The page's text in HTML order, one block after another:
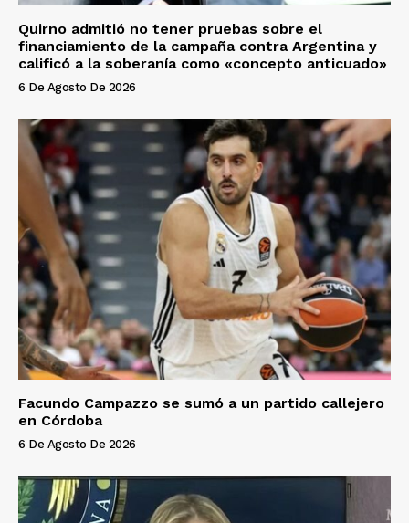
Quirno admitió no tener pruebas sobre el
financiamiento de la campaña contra Argentina y
calificó a la soberanía como «concepto anticuado»
6 De Agosto De 2026
Facundo Campazzo se sumó a un partido callejero
en Córdoba
6 De Agosto De 2026